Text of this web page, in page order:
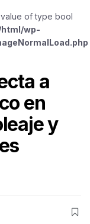
of type bool
wp-
a
en
y